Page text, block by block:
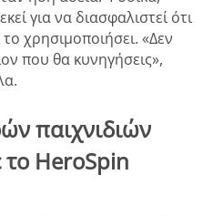
για να διασφαλιστεί ότι
χρησιμοποιήσει. «Δεν
που θα κυνηγήσεις»,
παιχνιδιών
το HeroSpin